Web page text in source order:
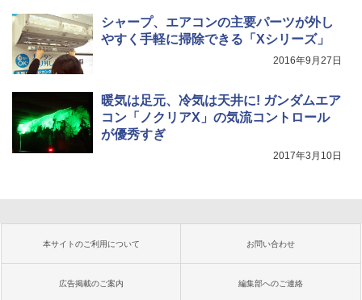
シャープ、エアコンの主要パーツが外し
やすく手軽に掃除できる「Xシリーズ」
2016年9月27日
暖気は足元、冷気は天井に! ガンダムエア
コン「ノクリアX」の気流コントロール
が優秀すぎ
2017年3月10日
本サイトのご利用について お問い合わせ
広告掲載のご案内 編集部へのご連絡